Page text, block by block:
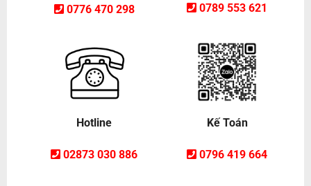
0776 470 298 0789 553 621
Hotline
02873 030 886
Kế Toán
0796 419 664